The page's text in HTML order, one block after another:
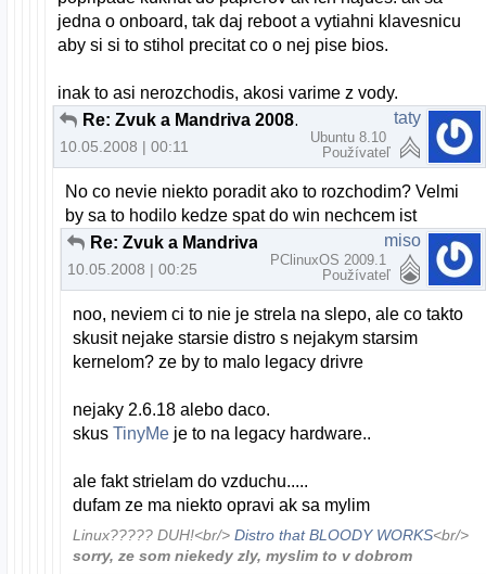
jedna o onboard, tak daj reboot a vytiahni klavesnicu
aby si si to stihol precitat co o nej pise bios.
inak to asi nerozchodis, akosi varime z vody.
Re: Zvuk a Mandriva 2008.0 pomoc
10.05.2008 | 00:11
taty
Ubuntu 8.10
Používateľ
No co nevie niekto poradit ako to rozchodim? Velmi
by sa to hodilo kedze spat do win nechcem ist
10.05.2008 | 00:25
miso
PClinuxOS 2009.1
Používateľ
noo, neviem ci to nie je strela na slepo, ale co takto
skusit nejake starsie distro s nejakym starsim
kernelom? ze by to malo legacy drivre
nejaky 2.6.18 alebo daco.
skus TinyMe je to na legacy hardware..
ale fakt strielam do vzduchu.....
dufam ze ma niekto opravi ak sa mylim
Linux????? DUH!<br/>Distro that BLOODY WORKS<br/>
sorry, ze som niekedy zly, myslim to v dobrom